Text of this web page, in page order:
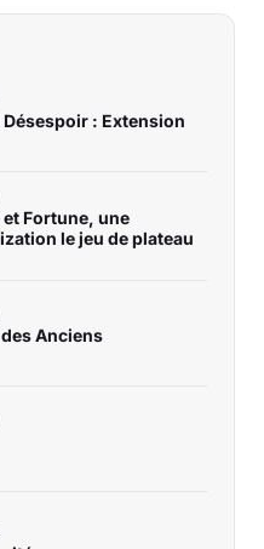
: Extension
Fortune, une
le jeu de plateau
Anciens